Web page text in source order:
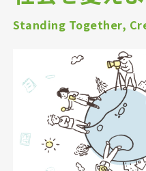
Standing Together,